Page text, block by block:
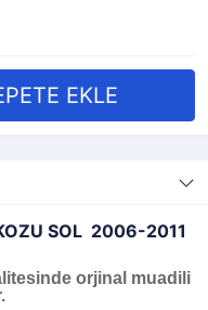
SOL 2006-2011
orjinal muadili